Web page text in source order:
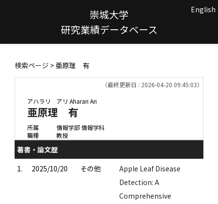
崇城大学
研究業績データベース
English
検索ページ > 亜原理 有
（最終更新日 : 2026-04-20 09:45:03）
アハラリ アリ Aharari Ari
亜原理 有
所属
情報学部 情報学科
職種
教授
著書・論文歴
1.
2025/10/20 その他
Apple Leaf Disease
Detection: A
Comprehensive